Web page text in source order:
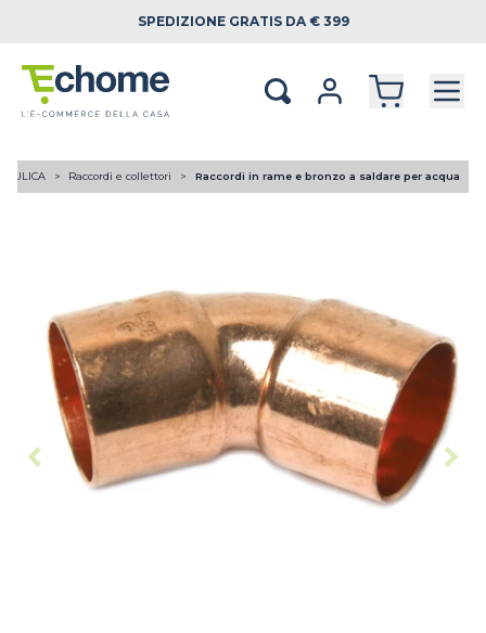
SPEDIZIONE GRATIS DA € 399
Raccordi e collettori Raccordi in rame e bronzo a saldare per acqua